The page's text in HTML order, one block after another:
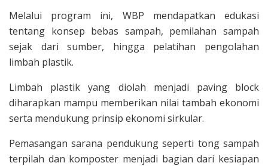
Melalui program ini, WBP mendapatkan edukasi
tentang konsep bebas sampah, pemilahan sampah
sejak dari sumber, hingga pelatihan pengolahan
limbah plastik.
Limbah plastik yang diolah menjadi paving block
diharapkan mampu memberikan nilai tambah ekonomi
serta mendukung prinsip ekonomi sirkular.
Pemasangan sarana pendukung seperti tong sampah
terpilah dan komposter menjadi bagian dari kesiapan